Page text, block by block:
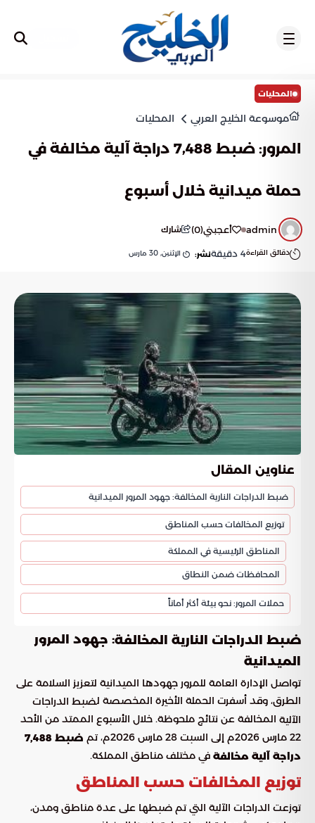
المحليات
موسوعة الخليج العربي المحليات
المرور: ضبط 7,488 دراجة آلية مخالفة في
حملة ميدانية خلال أسبوع
admin أعجبني(
0
) شارك
دقائق القراءة4 دقيقةنشر: الإثنين, 30 مارس
عناوين المقال
ضبط الدراجات النارية المخالفة: جهود المرور الميدانية
توزيع المخالفات حسب المناطق
المناطق الرئيسية في المملكة
المحافظات ضمن النطاق
حملات المرور: نحو بيئة أكثر أماناً
ضبط الدراجات النارية المخالفة: جهود المرور
الميدانية
تواصل الإدارة العامة للمرور جهودها الميدانية لتعزيز السلامة على
الطرق، وقد أسفرت الحملة الأخيرة المخصصة لضبط الدراجات
الآلية المخالفة عن نتائج ملحوظة. خلال الأسبوع الممتد من الأحد
22 مارس 2026م إلى السبت 28 مارس 2026م، تم
ضبط 7,488
دراجة آلية مخالفة في مختلف مناطق المملكة.
توزيع المخالفات حسب المناطق
توزعت الدراجات الآلية التي تم ضبطها على عدة مناطق ومدن،